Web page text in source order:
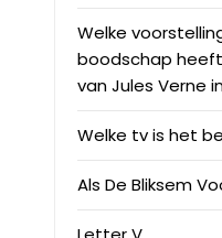
Welke
boodschap
van Jules Verne
Welke tv is het
Als De Bliksem